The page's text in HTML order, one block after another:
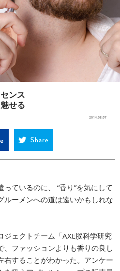
ンス
せる
2014.08.07
ているのに、 “香り”を気にして
ルーメンへの道は遠いかもしれな
ェクトチーム「AXE脳科学研究
、ファッションよりも香りの良し
右することがわかった。アンケー